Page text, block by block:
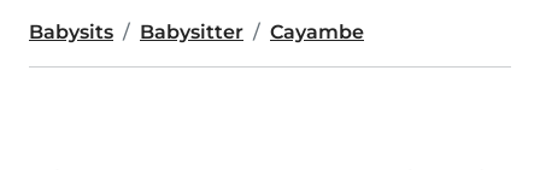
Babysits Babysitter Cayambe